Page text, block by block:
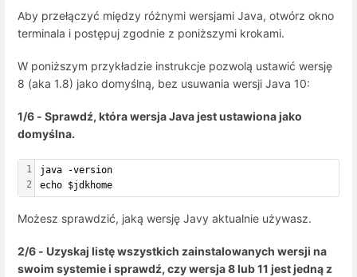
Aby przełączyć między różnymi wersjami Java, otwórz okno
terminala i postępuj zgodnie z poniższymi krokami.
W poniższym przykładzie instrukcje pozwolą ustawić wersję
8 (aka 1.8) jako domyślną, bez usuwania wersji Java 10:
1/6 - Sprawdź, która wersja Java jest ustawiona jako
domyślna.
1
2
java -version
echo $jdkhome
Możesz sprawdzić, jaką wersję Javy aktualnie używasz.
2/6 - Uzyskaj listę wszystkich zainstalowanych wersji na
swoim systemie i sprawdź, czy wersja 8 lub 11 jest jedną z